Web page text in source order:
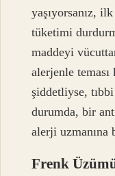
yaşıyorsanız,
tüketimi
maddeyi
alerjenle
şiddetliyse,
durumda, bir
alerji uzmanına
Frenk